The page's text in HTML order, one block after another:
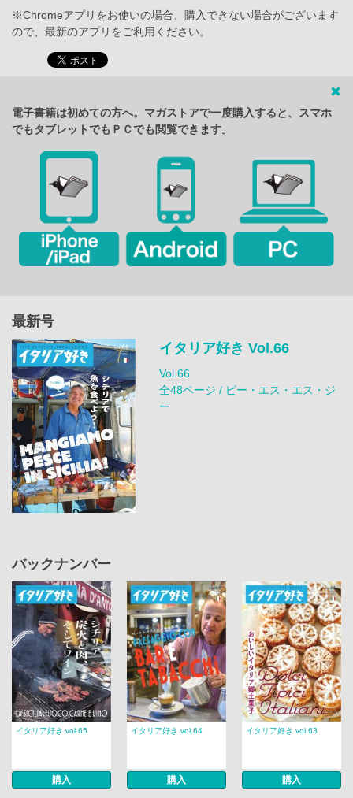
※Chromeアプリをお使いの場合、購入できない場合がございます
ので、最新のアプリをご利用ください。
電子書籍は初めての方へ。マガストアで一度購入すると、スマホ
でもタブレットでもＰＣでも閲覧できます。
最新号
イタリア好き Vol.66
Vol.66
全48ページ / ピー・エス・エス・ジ
ー
バックナンバー
イタリア好き vol.65
購入
イタリア好き vol.64
購入
イタリア好き vol.63
購入